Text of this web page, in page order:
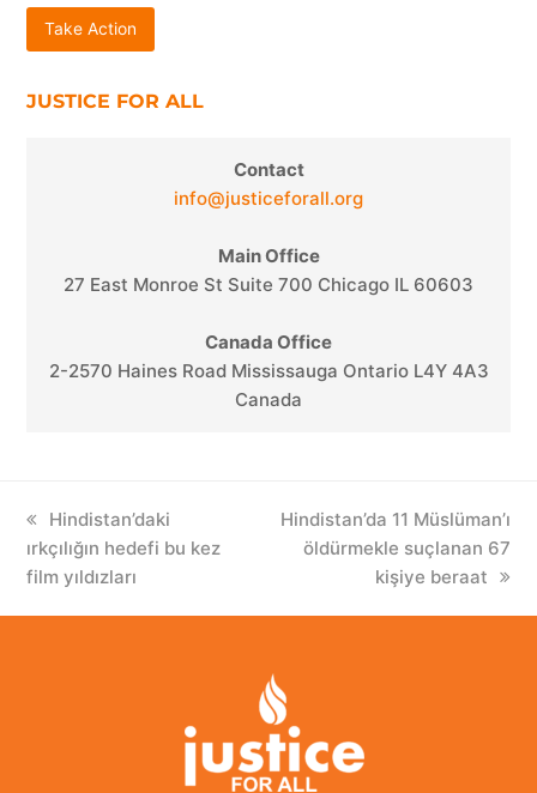
Take Action
JUSTICE FOR ALL
Contact
info@justiceforall.org
Main Office
27 East Monroe St Suite 700 Chicago IL 60603
Canada Office
2-2570 Haines Road Mississauga Ontario L4Y 4A3
Canada
previous
post:
Hindistan’daki
ırkçılığın hedefi bu kez
film yıldızları
next
post:
Hindistan’da 11 Müslüman’ı
öldürmekle suçlanan 67
kişiye beraat